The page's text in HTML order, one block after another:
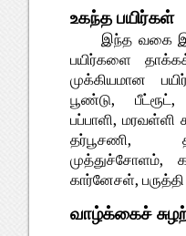
உகந்த பயிர்கள்
இந்த வகை
பயிர்களை
முக்கியமான
பூண்டு,
பப்பாளி,
தர்பூசணி,
முத்துச்சோளம்,
கார்னேசள்,
வாழ்க்கைச்